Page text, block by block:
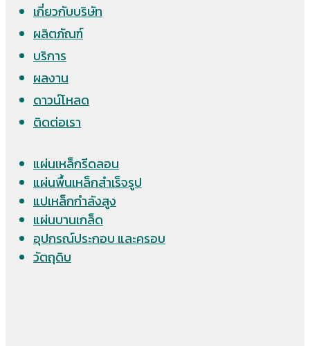
เกี่ยวกับบริษัท
ผลิตภัณฑ์
บริการ
ผลงาน
ดาวน์โหลด
ติดต่อเรา
แผ่นเหล็กรีดลอน
แผ่นพื้นเหล็กสำเร็จรูป
แปเหล็กกำลังสูง
แผ่นบานเกล็ด
อุปกรณ์ประกอบ และครอบ
วัตถุดิบ